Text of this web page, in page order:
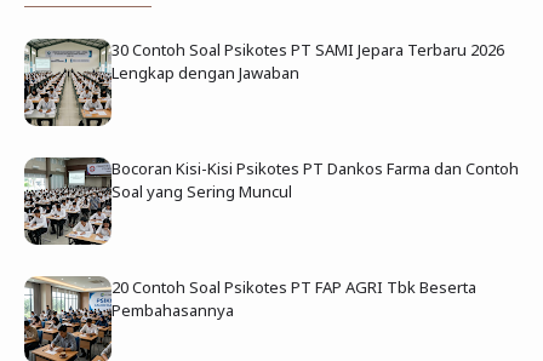
30 Contoh Soal Psikotes PT SAMI Jepara Terbaru 2026
Lengkap dengan Jawaban
Bocoran Kisi-Kisi Psikotes PT Dankos Farma dan Contoh
Soal yang Sering Muncul
20 Contoh Soal Psikotes PT FAP AGRI Tbk Beserta
Pembahasannya